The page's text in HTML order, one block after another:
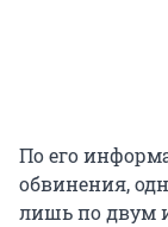
По его
обвинения,
лишь по двум